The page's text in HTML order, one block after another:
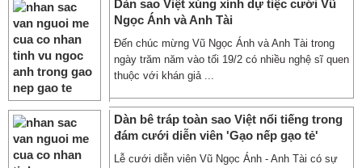
Dàn sao Việt xúng xính dự tiệc cưới Vũ
Ngọc Ánh và Anh Tài
Đến chúc mừng Vũ Ngọc Ánh và Anh Tài trong
ngày trăm năm vào tối 19/2 có nhiều nghệ sĩ quen
thuộc với khán giả ...
Dàn bê tráp toàn sao Việt nổi tiếng trong
đám cưới diễn viên 'Gạo nếp gạo tẻ'
Lễ cưới diễn viên Vũ Ngọc Ánh - Anh Tài có sự